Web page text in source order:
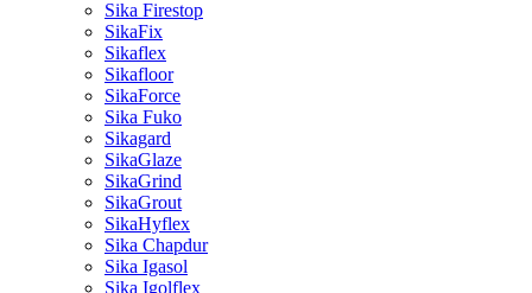
Sika Firestop
SikaFix
Sikaflex
Sikafloor
SikaForce
Sika Fuko
Sikagard
SikaGlaze
SikaGrind
SikaGrout
SikaHyflex
Sika Chapdur
Sika Igasol
Sika Igolflex